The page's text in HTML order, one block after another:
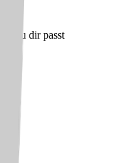
zu dir passt